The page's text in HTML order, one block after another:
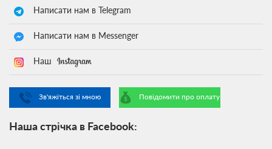
Написати нам в Telegram
Написати нам в Messenger
Наш
Зв'яжіться зі мною Повідомити про оплату
Наша стрічка в Facebook: